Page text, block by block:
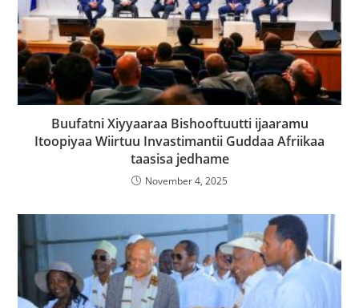
Buufatni Xiyyaaraa Bishooftuutti ijaaramu
Itoopiyaa Wiirtuu Invastimantii Guddaa Afriikaa
taasisa jedhame
November 4, 2025